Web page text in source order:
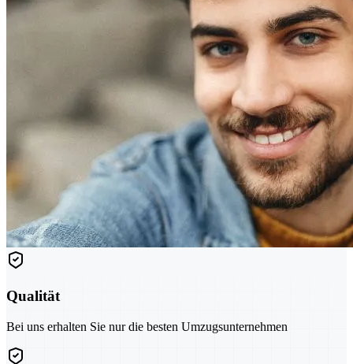
Qualität
Bei uns erhalten Sie nur die besten Umzugsunternehmen